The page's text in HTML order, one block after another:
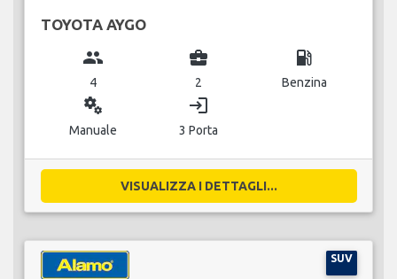
TOYOTA AYGO
group
4
business_center
2
local_gas_station
Benzina
miscellaneous_services
Manuale
login
3 Porta
VISUALIZZA I DETTAGLI...
SUV